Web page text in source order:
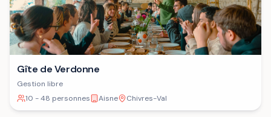
Gîte de Verdonne
Gestion libre
10 - 48 personnes
Aisne Chivres-Val